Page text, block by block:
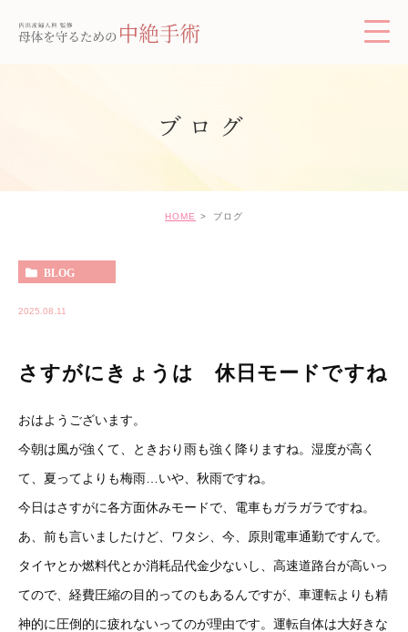
ブログ
HOME ブログ
BLOG
2025.08.11
さすがにきょうは 休日モードですね
おはようございます。
今朝は風が強くて、ときおり雨も強く降りますね。湿度が高く
て、夏ってよりも梅雨…いや、秋雨ですね。
今日はさすがに各方面休みモードで、電車もガラガラですね。
あ、前も言いましたけど、ワタシ、今、原則電車通勤ですんで。
タイヤとか燃料代とか消耗品代金少ないし、高速道路台が高いっ
てので、経費圧縮の目的ってのもあるんですが、車運転よりも精
神的に圧倒的に疲れないってのが理由です。運転自体は大好きな